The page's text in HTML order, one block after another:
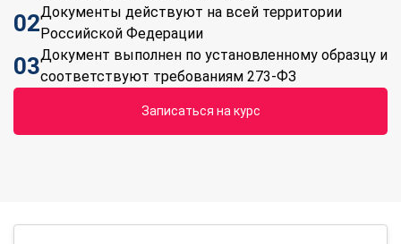
02Документы действуют на всей территории
Российской Федерации
03Документ выполнен по установленному образцу и
соответствуют требованиям 273-ФЗ
Записаться на курс